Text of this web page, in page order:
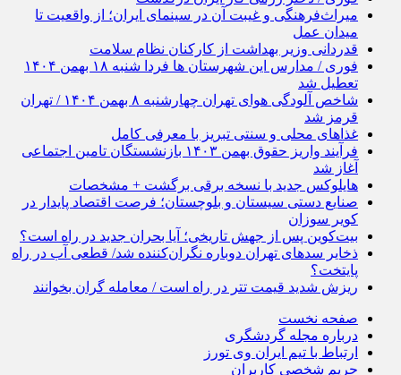
میراث‌فرهنگی و غیبت آن در سینمای ایران؛ از واقعیت تا
میدان عمل
قدردانی وزیر بهداشت از کارکنان نظام سلامت
فوری / مدارس این شهرستان ها فردا شنبه ۱۸ بهمن ۱۴۰۴
تعطیل شد
شاخص آلودگی هوای تهران چهارشنبه ۸ بهمن ۱۴۰۴ / تهران
قرمز شد
غذاهای محلی و سنتی تبریز با معرفی کامل
فرآیند واریز حقوق بهمن ۱۴۰۳ بازنشستگان تامین اجتماعی
آغاز شد
هایلوکس جدید با نسخه برقی برگشت + مشخصات
صنایع دستی سیستان و بلوچستان؛ فرصت اقتصاد پایدار در
کویر سوزان
بیت‌کوین پس از جهش تاریخی؛ آیا بحران جدید در راه است؟
ذخایر سد‌های تهران دوباره نگران‌کننده شد/ قطعی آب در راه
پایتخت؟
ریزش شدید قیمت تتر در راه است / معامله گران بخوانند
صفحه نخست
درباره مجله گردشگری
ارتباط با تیم ایران وی تورز
حریم شخصی کاربران